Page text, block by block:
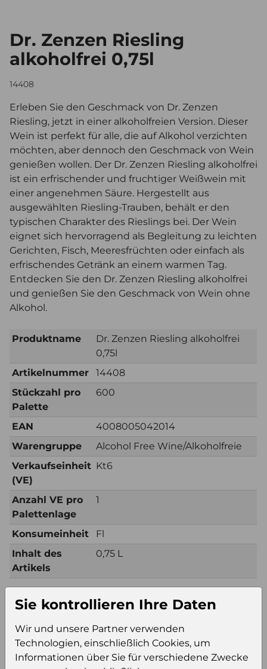
Dr. Zenzen Riesling
alkoholfrei 0,75l
14408
Erleben Sie den Geschmack von Dr. Zenzen
Riesling, jetzt in einer alkoholfreien Version. Dieser
Wein ist perfekt für alle, die auf Alkohol verzichten
möchten, aber dennoch den Geschmack von Wein
genießen wollen. Der Dr. Zenzen Riesling alkoholfrei
ist ein erfrischender und fruchtiger Weißwein mit
einer angenehmen Säure. Hergestellt aus
ausgewählten Riesling-Trauben, behält er den
typischen Charakter des Rieslings bei. Der Wein
eignet sich hervorragend als Begleitung zu leichten
Gerichten, Fisch, Meeresfrüchten oder einfach als
erfrischendes Getränk an einem warmen Tag.
Entdecken Sie den Dr. Zenzen Riesling alkoholfrei
und genießen Sie den Geschmack von Wein ohne
Alkohol.
Produktname
Dr. Zenzen Riesling alkoholfrei
0,75l
Artikelnummer
14408
Stückzahl pro
Palette
600
EAN
4008005042014
Warengruppe
Alcohol Free Wine/Alkoholfreie
Verkaufseinheit
(VE)
Kt6
Anzahl VE pro
Palettenlage
1
Konsumeinheit
Fl
Inhalt des
Artikels
0,75 L
Zusätzliche Information
Verkaufseinheit
(VE)
Kt6
Verkaufseinheit 100
Sie kontrollieren Ihre Daten
Wir und unsere Partner verwenden
Technologien, einschließlich Cookies, um
Informationen über Sie für verschiedene Zwecke